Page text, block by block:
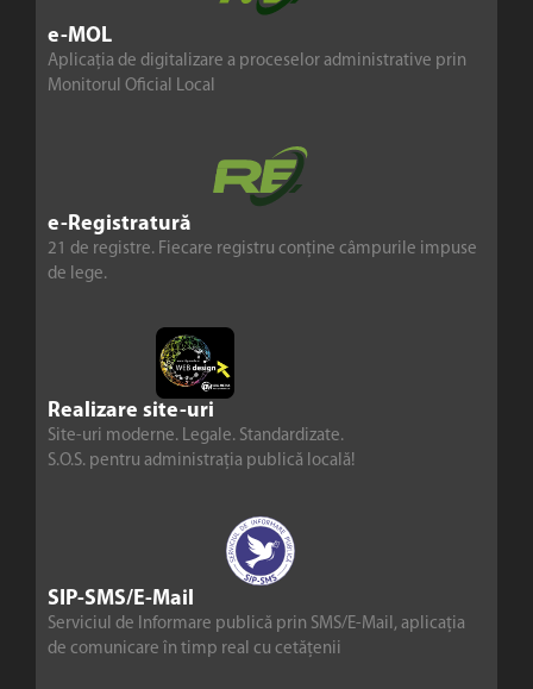
e-MOL
Aplicația de digitalizare a proceselor administrative prin
Monitorul Oficial Local
e-Registratură
21 de registre. Fiecare registru conține câmpurile impuse
de lege.
Realizare site-uri
Site-uri moderne. Legale. Standardizate.
S.O.S. pentru administrația publică locală!
SIP-SMS/E-Mail
Serviciul de Informare publică prin SMS/E-Mail, aplicația
de comunicare în timp real cu cetățenii